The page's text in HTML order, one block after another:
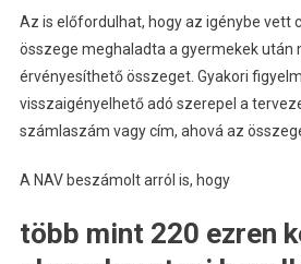
Az is előfordulhat, hogy az igénybe vett
összege meghaladta a gyermekek után
érvényesíthető összeget. Gyakori
visszaigényelhető adó szerepel a
számlaszám vagy cím, ahová az
A NAV beszámolt arról is, hogy
több mint 220 ezren